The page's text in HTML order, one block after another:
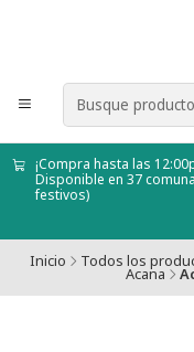
¡Compra hasta las
Disponible en 37
festivos)
Inicio Todos los
Acana